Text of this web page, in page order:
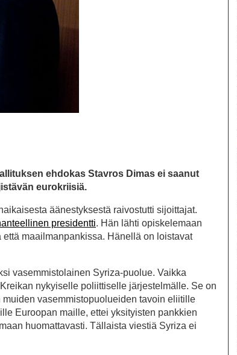
ehdokas Stavros Dimas ei saanut
eurokriisiä.
äänestyksestä raivostutti sijoittajat.
presidentti. Hän lähti opiskelemaan
maailmanpankissa. Hänellä on loistavat
vasemmistolainen Syriza-puolue. Vaikka
nykyiselle poliittiselle järjestelmälle. Se on
vasemmistopuolueiden tavoin eliitille
Euroopan maille, ettei yksityisten pankkien
huomattavasti. Tällaista viestiä Syriza ei